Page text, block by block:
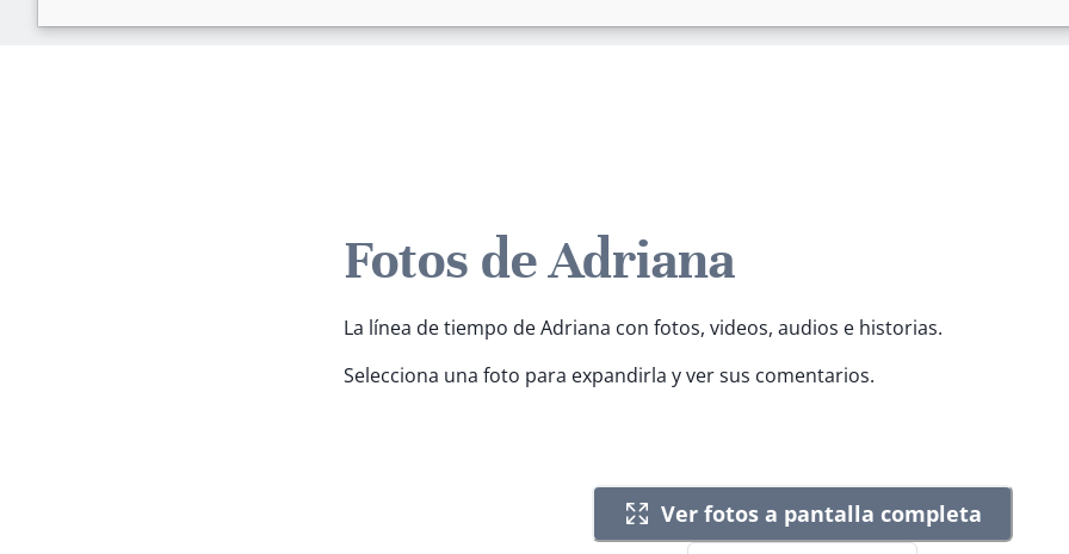
Fotos de Adriana
La línea de tiempo de Adriana con fotos, videos, audios e historias.
Selecciona una foto para expandirla y ver sus comentarios.
Ver fotos a pantalla completa